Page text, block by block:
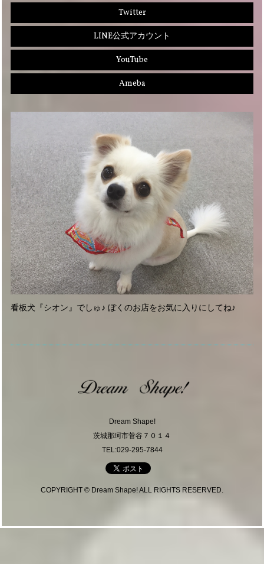
Twitter
LINE公式アカウント
YouTube
Ameba
看板犬『シオン』でしゅ♪ ぼくのお店をお気に入りにしてね♪
Dream Shape!
茨城那珂市菅谷７０１４
TEL:029-295-7844
COPYRIGHT © Dream Shape! ALL RIGHTS RESERVED.